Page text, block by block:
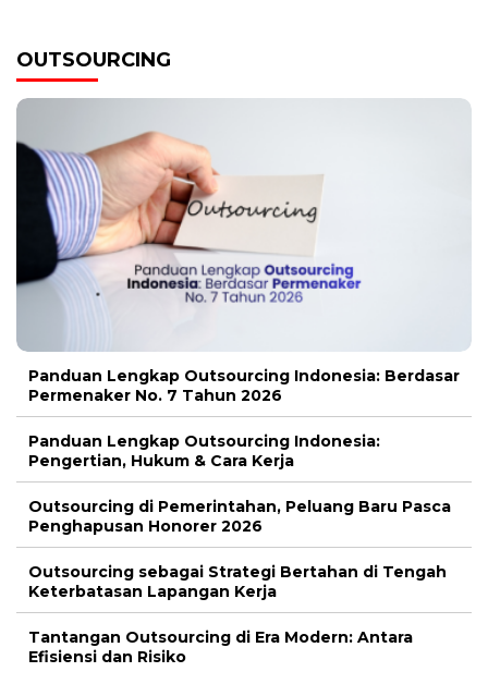
OUTSOURCING
Panduan Lengkap Outsourcing Indonesia: Berdasar
Permenaker No. 7 Tahun 2026
Panduan Lengkap Outsourcing Indonesia:
Pengertian, Hukum & Cara Kerja
Outsourcing di Pemerintahan, Peluang Baru Pasca
Penghapusan Honorer 2026
Outsourcing sebagai Strategi Bertahan di Tengah
Keterbatasan Lapangan Kerja
Tantangan Outsourcing di Era Modern: Antara
Efisiensi dan Risiko